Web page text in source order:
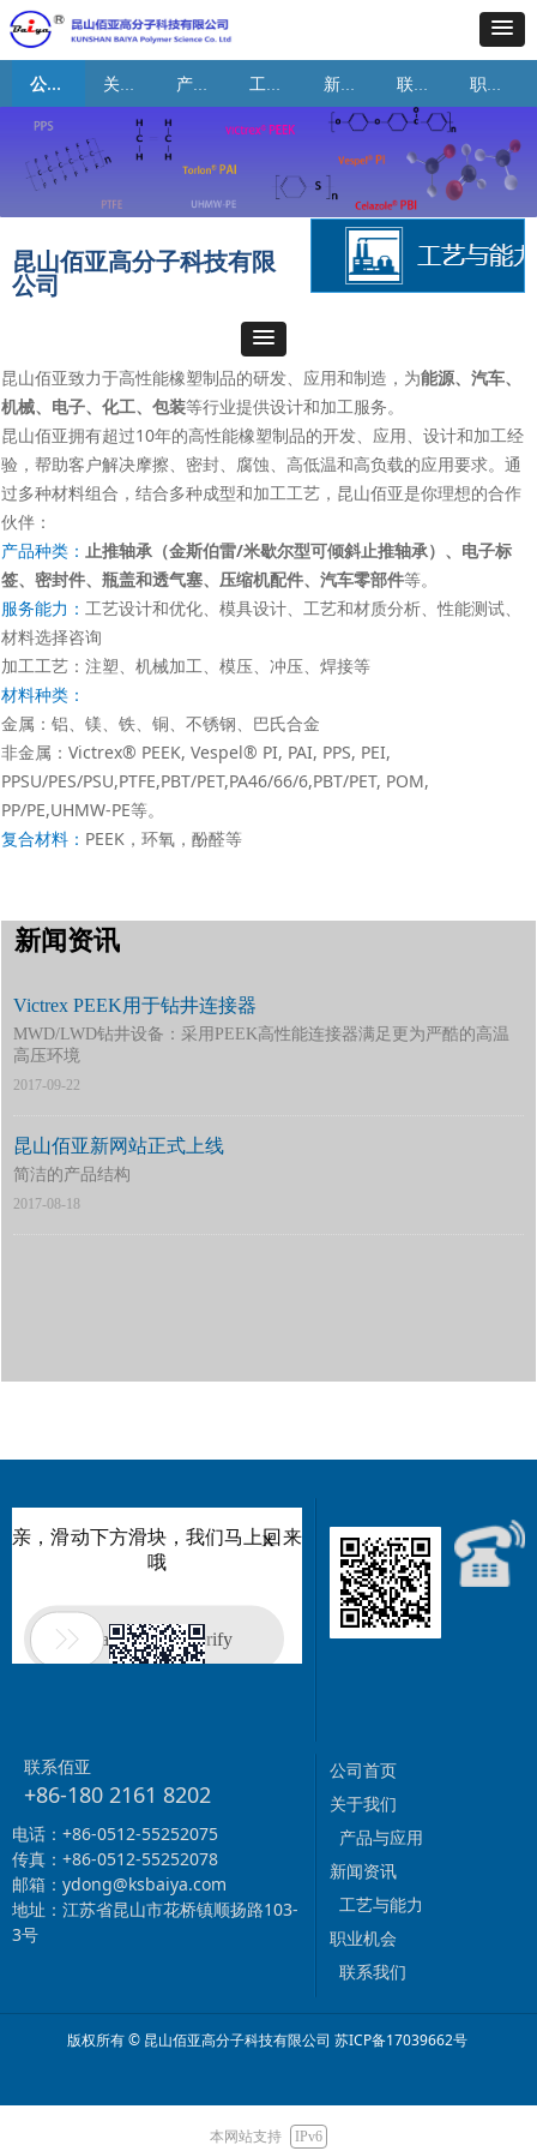
公司首页 关于我们 产品与应用 工艺与能力 新闻资讯 联系我们 职业机会
昆山佰亚高分子科技有限
公司
昆山佰亚致力于高性能橡塑制品的研发、应用和制造，为能源、 汽车、
机械、 电子、 化工、 包装等行业提供设计和加工服务。
昆山佰亚拥有超过10年的高性能橡塑制品的开发、应用、设计和加工经
验，帮助客户解决摩擦、密封、腐蚀、高低温和高负载的应用要求。通
过多种材料组合，结合多种成型和加工工艺，昆山佰亚是你理想的合作
伙伴：
产品种类： 止推轴承（金斯伯雷/米歇尔型可倾斜止推轴承） 、 电子标
签、 密封件、 瓶盖和透气塞、 压缩机配件、 汽车零部件等。
服务能力： 工艺设计和优化、模具设计、工艺和材质分析、性能测试、
材料选择咨询
加工工艺：注塑、机械加工、模压、冲压、焊接等
材料种类：
金属：铝、镁、铁、铜、不锈钢、巴氏合金
非金属：Victrex® PEEK, Vespel® PI, PAI, PPS, PEI,
PPSU/PES/PSU,PTFE,PBT/PET,PA46/66/6,PBT/PET, POM,
PP/PE,UHMW-PE等。
复合材料： PEEK，环氧，酚醛等
新闻资讯
Victrex PEEK用于钻井连接器
MWD/LWD钻井设备：采用PEEK高性能连接器满足更为严酷的高温
高压环境
2017-09-22
昆山佰亚新网站正式上线
简洁的产品结构
2017-08-18
联系佰亚
+86-180 2161 8202
电话：+86-0512-55252075
传真：+86-0512-55252078
邮箱：ydong@ksbaiya.com
地址：江苏省昆山市花桥镇顺扬路103-
3号
公司首页
关于我们
产品与应用
新闻资讯
工艺与能力
职业机会
联系我们
版权所有 © 昆山佰亚高分子科技有限公司 苏ICP备17039662号
本网站支持 IPv6